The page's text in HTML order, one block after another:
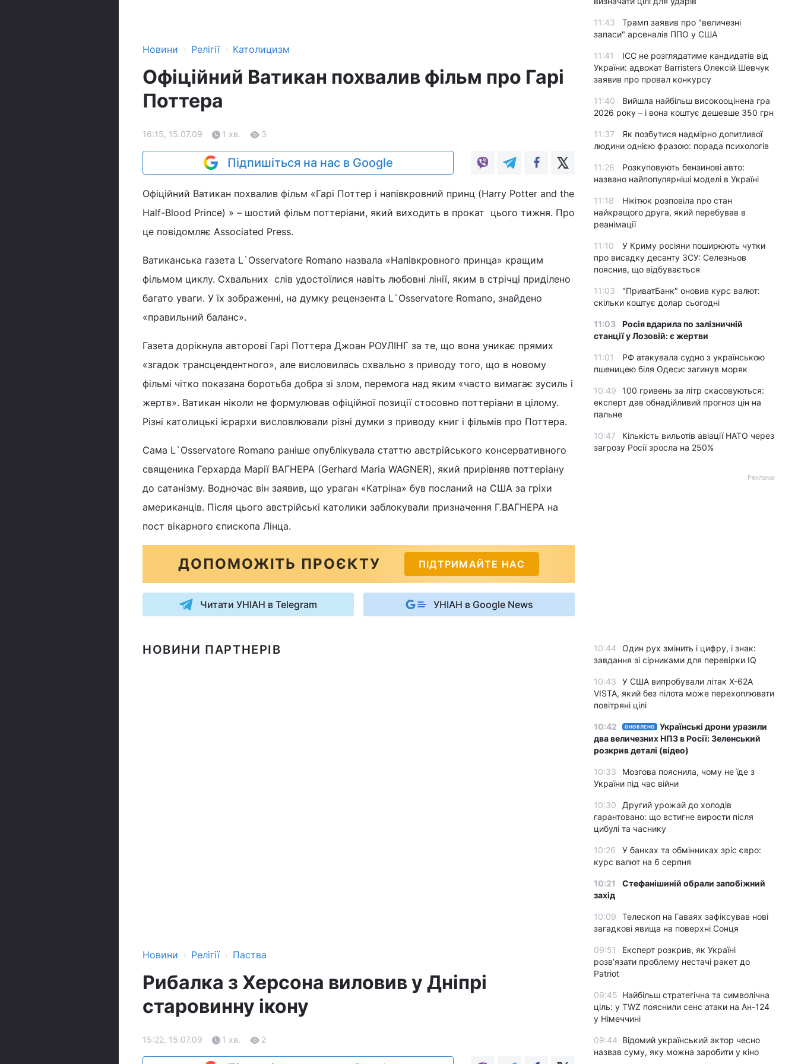
Новини › Релігії › Католицизм
Офіційний Ватикан похвалив фільм про Гарі
Поттера
16:15, 15.07.09 1 хв. 3
Підпишіться на нас в Google
Офіційний Ватикан похвалив фільм «Гарі Поттер і напівкровний принц (Harry Potter and the
Half-Blood Prince) » – шостий фільм поттеріани, який виходить в прокат цього тижня. Про
це повідомляє Associated Press.
Ватиканська газета L`Osservatore Romano назвала «Напівкровного принца» кращим
фільмом циклу. Схвальних слів удостоїлися навіть любовні лінії, яким в стрічці приділено
багато уваги. У їх зображенні, на думку рецензента L`Osservatore Romano, знайдено
«правильний баланс».
Газета дорікнула авторові Гарі Поттера Джоан РОУЛІНГ за те, що вона уникає прямих
«згадок трансцендентного», але висловилась схвально з приводу того, що в новому
фільмі чітко показана боротьба добра зі злом, перемога над яким «часто вимагає зусиль і
жертв». Ватикан ніколи не формулював офіційної позиції стосовно поттеріани в цілому.
Різні католицькі ієрархи висловлювали різні думки з приводу книг і фільмів про Поттера.
Сама L`Osservatore Romano раніше опублікувала статтю австрійського консервативного
священика Герхарда Марії ВАГНЕРА (Gerhard Maria WAGNER), який прирівняв поттеріану
до сатанізму. Водночас він заявив, що ураган «Катріна» був посланий на США за гріхи
американців. Після цього австрійські католики заблокували призначення Г.ВАГНЕРА на
пост вікарного єпископа Лінца.
ДОПОМОЖІТЬ ПРОЄКТУ ПІДТРИМАЙТЕ НАС
Читати УНІАН в Telegram УНІАН в Google News
НОВИНИ ПАРТНЕРІВ
Новини › Релігії › Паства
Рибалка з Херсона виловив у Дніпрі
старовинну ікону
15:22, 15.07.09 1 хв. 2
11:43
Трамп заявив про "величезні
запаси" арсеналів ППО у США
11:41
ICC не розглядатиме кандидатів від
України: адвокат Barristers Олексій Шевчук
заявив про провал конкурсу
11:40
Вийшла найбільш високооцінена гра
2026 року – і вона коштує дешевше 350 грн
11:37
Як позбутися надмірно допитливої
людини однією фразою: порада психологів
11:28
Розкуповують бензинові авто:
названо найпопулярніші моделі в Україні
11:18
Нікітюк розповіла про стан
найкращого друга, який перебував в
реанімації
11:10
У Криму росіяни поширюють чутки
про висадку десанту ЗСУ: Селезньов
пояснив, що відбувається
11:03
"ПриватБанк" оновив курс валют:
скільки коштує долар сьогодні
11:03
Росія вдарила по залізничній
станції у Лозовій: є жертви
11:01
РФ атакувала судно з українською
пшеницею біля Одеси: загинув моряк
10:49
100 гривень за літр скасовуються:
експерт дав обнадійливий прогноз цін на
пальне
10:47
Кількість вильотів авіації НАТО через
загрозу Росії зросла на 250%
Реклама
10:44
Один рух змінить і цифру, і знак:
завдання зі сірниками для перевірки IQ
10:43
У США випробували літак X-62A
VISTA, який без пілота може перехоплювати
повітряні цілі
10:42 ОНОВЛЕНО
Українські дрони уразили
два величезних НПЗ в Росії: Зеленський
розкрив деталі (відео)
10:33
Мозгова пояснила, чому не їде з
України під час війни
10:30
Другий урожай до холодів
гарантовано: що встигне вирости після
цибулі та часнику
10:26
У банках та обмінниках зріс євро:
курс валют на 6 серпня
10:21
Стефанішиній обрали запобіжний
захід
10:09
Телескоп на Гаваях зафіксував нові
загадкові явища на поверхні Сонця
09:51
Експерт розкрив, як Україні
розвʼязати проблему нестачі ракет до
Patriot
09:45 Найбільш стратегічна та символічна
ціль: у TWZ пояснили сенс атаки на Ан-124
у Німеччині
09:44 Відомий український актор чесно
назвав суму, яку можна заробити у кіно